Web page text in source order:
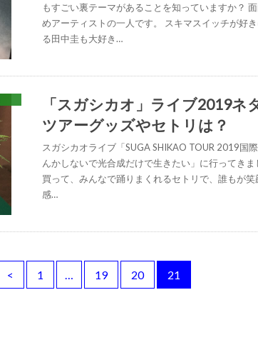
もすごい裏テーマがあることを知っていますか？
めアーティストの一人です。 スキマスイッチが好
る田中圭も大好き…
「スガシカオ」ライブ2019ネ
ツアーグッズやセトリは？
スガシカオライブ「SUGA SHIKAO TOUR 2019国
んかしないで光合成だけで生きたい」に行ってき
買って、みんなで踊りまくれるセトリで、誰もが笑
感…
< 1 … 19 20 21